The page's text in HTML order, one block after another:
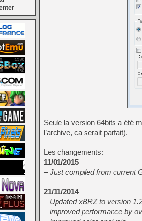
Seule la version 64bits a été
l’archive, ca serait parfait).
Les changements:
11/01/2015
– Just compiled from current
21/11/2014
– Updated xBRZ to version
– improved performance by